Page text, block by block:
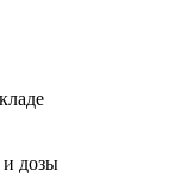
дозы